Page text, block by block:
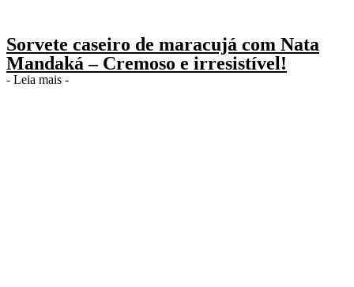
Sorvete caseiro de maracujá com Nata
Mandaká – Cremoso e irresistível!
- Leia mais -